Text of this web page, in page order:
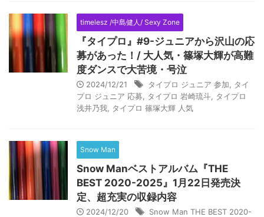
timelesz /中島健人/ Sexy Zone
『タイプロ』#9-ジュニアから沢山の応
募があった！/ 大人気・篠塚大輝が高難
度ダンスで大苦境・号泣
2024/12/21 タイプロ ジュニア 参加
タイ
プロ ジュニア 応募
タイプロ 岩崎琉斗
タイプロ
浅井乃我
タイプロ 篠塚大輝 人気
Snow Man
Snow Manベストアルバム『THE
BEST 2020-2025』1月22日発売決
定、超充実の収録内容
2024/12/20
Snow Man THE BEST 2020-